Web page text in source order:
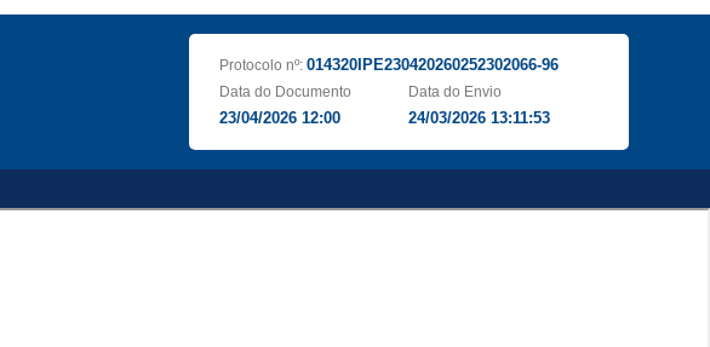
Protocolo nº: 014320IPE230420260252302066-96
Data do Documento
23/04/2026 12:00
Data do Envio
24/03/2026 13:11:53